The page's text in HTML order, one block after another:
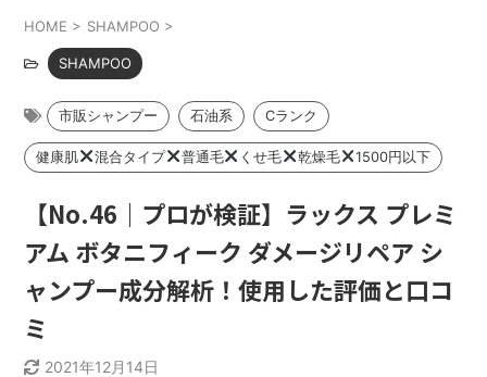
HOME > SHAMPOO >
SHAMPOO
【No.46｜プロが検証】ラックス プレミ
アム ボタニフィーク ダメージリペア シ
ャンプー成分解析！使用した評価と口コ
ミ
2021年12月14日